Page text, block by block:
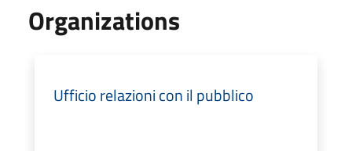
Organizations
Ufficio relazioni con il pubblico